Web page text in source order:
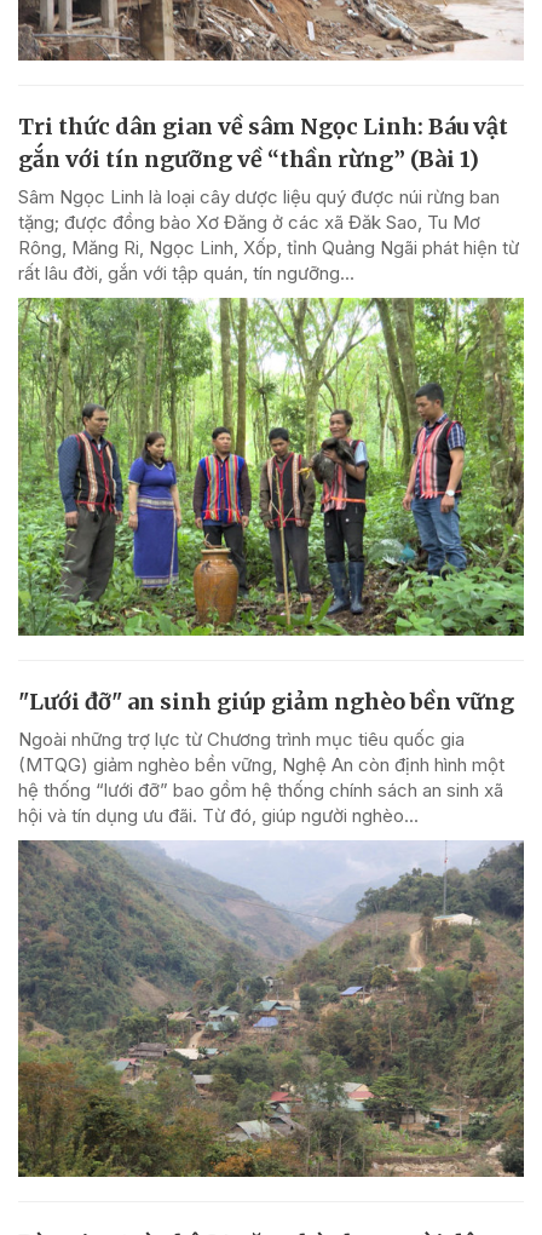
Tri thức dân gian về sâm Ngọc Linh: Báu vật
gắn với tín ngưỡng về “thần rừng” (Bài 1)
Sâm Ngọc Linh là loại cây dược liệu quý được núi rừng ban
tặng; được đồng bào Xơ Đăng ở các xã Đăk Sao, Tu Mơ
Rông, Măng Ri, Ngọc Linh, Xốp, tỉnh Quảng Ngãi phát hiện từ
rất lâu đời, gắn với tập quán, tín ngưỡng...
"Lưới đỡ" an sinh giúp giảm nghèo bền vững
Ngoài những trợ lực từ Chương trình mục tiêu quốc gia
(MTQG) giảm nghèo bền vững, Nghệ An còn định hình một
hệ thống “lưới đỡ” bao gồm hệ thống chính sách an sinh xã
hội và tín dụng ưu đãi. Từ đó, giúp người nghèo...